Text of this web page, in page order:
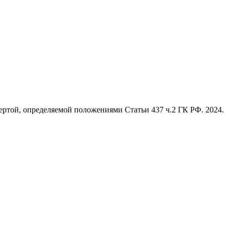
определяемой положениями Статьи 437 ч.2 ГК РФ. 2024.